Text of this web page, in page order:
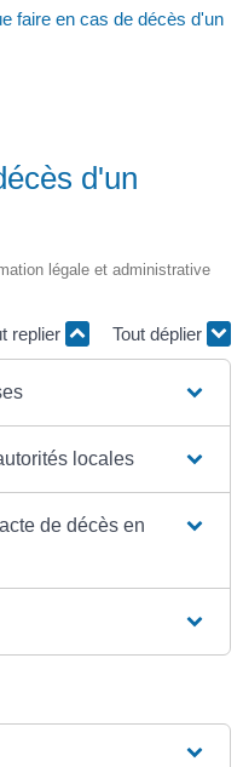
faire en cas de décès d'un
d'un
légale et administrative
replier Tout déplier
locales
de décès en